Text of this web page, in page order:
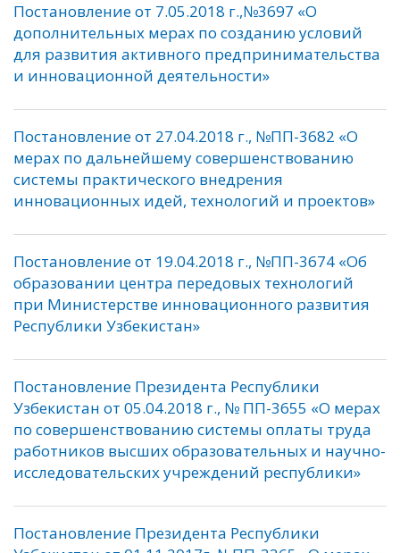
Постановление от 7.05.2018 г.,№3697 «О
дополнительных мерах по созданию условий
для развития активного предпринимательства
и инновационной деятельности»
Постановление от 27.04.2018 г., №ПП-3682 «О
мерах по дальнейшему совершенствованию
системы практического внедрения
инновационных идей, технологий и проектов»
Постановление от 19.04.2018 г., №ПП-3674 «Об
образовании центра передовых технологий
при Министерстве инновационного развития
Республики Узбекистан»
Постановление Президента Республики
Узбекистан от 05.04.2018 г., № ПП-3655 «О мерах
по совершенствованию системы оплаты труда
работников высших образовательных и научно-
исследовательских учреждений республики»
Постановление Президента Республики